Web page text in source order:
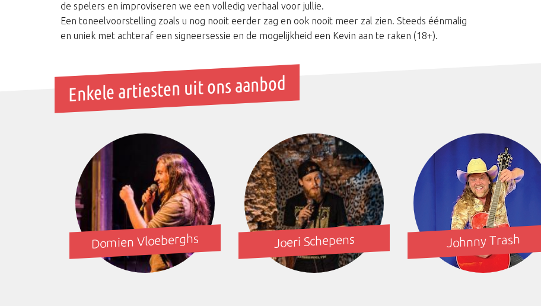
de spelers en improviseren we een volledig verhaal voor jullie.
Een toneelvoorstelling zoals u nog nooit eerder zag en ook nooit meer zal zien. Steeds éénmalig
en uniek met achteraf een signeersessie en de mogelijkheid een Kevin aan te raken (18+).
Enkele artiesten uit ons aanbod
Domien Vloeberghs Joeri Schepens Johnny Trash